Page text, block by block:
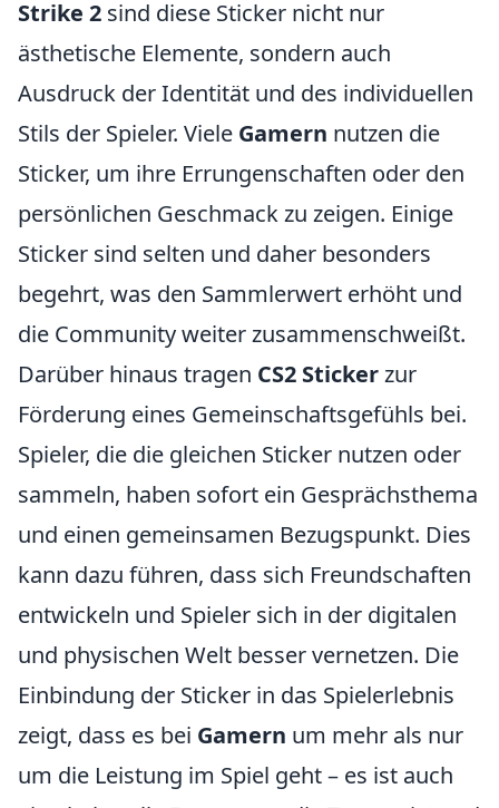
Strike 2 sind diese Sticker nicht nur
ästhetische Elemente, sondern auch
Ausdruck der Identität und des individuellen
Stils der Spieler. Viele Gamern nutzen die
Sticker, um ihre Errungenschaften oder den
persönlichen Geschmack zu zeigen. Einige
Sticker sind selten und daher besonders
begehrt, was den Sammlerwert erhöht und
die Community weiter zusammenschweißt.
Darüber hinaus tragen CS2 Stickerzur
Förderung eines Gemeinschaftsgefühls bei.
Spieler, die die gleichen Sticker nutzen oder
sammeln, haben sofort ein Gesprächsthema
und einen gemeinsamen Bezugspunkt. Dies
kann dazu führen, dass sich Freundschaften
entwickeln und Spieler sich in der digitalen
und physischen Welt besser vernetzen. Die
Einbindung der Sticker in das Spielerlebnis
zeigt, dass es bei Gamern um mehr als nur
um die Leistung im Spiel geht – es ist auch